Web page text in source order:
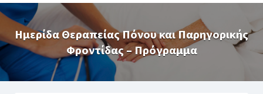
Ημερίδα Θεραπείας Πόνου και Παρηγορικής
Φροντίδας – Πρόγραμμα